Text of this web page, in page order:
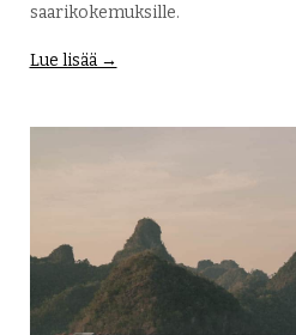
saarikokemuksille.
Lue lisää →